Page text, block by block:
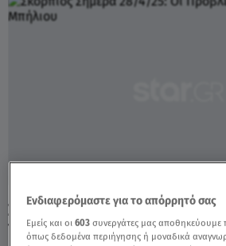
Σκορπιός Σήμερα 28/4/25: Οι
Tης Άσης Μπήλιου - Video
Ενδιαφερόμαστε για το απόρρητό σας
Εμείς και οι603 συνεργάτες μας
όπως δεδομένα περιήγησης ή μοναδικά